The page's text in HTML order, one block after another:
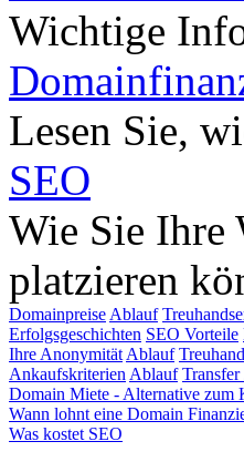
Wichtige
Lesen Sie,
SEO
Wie Sie Ihre
platzieren
Domainpreise Ablauf
Erfolgsgeschichten SEO Vorteile
Ihre Anonymität Ablauf
Ankaufskriterien Ablauf
Domain Miete - Alternative zum
Wann lohnt eine Domain
Was kostet SEO